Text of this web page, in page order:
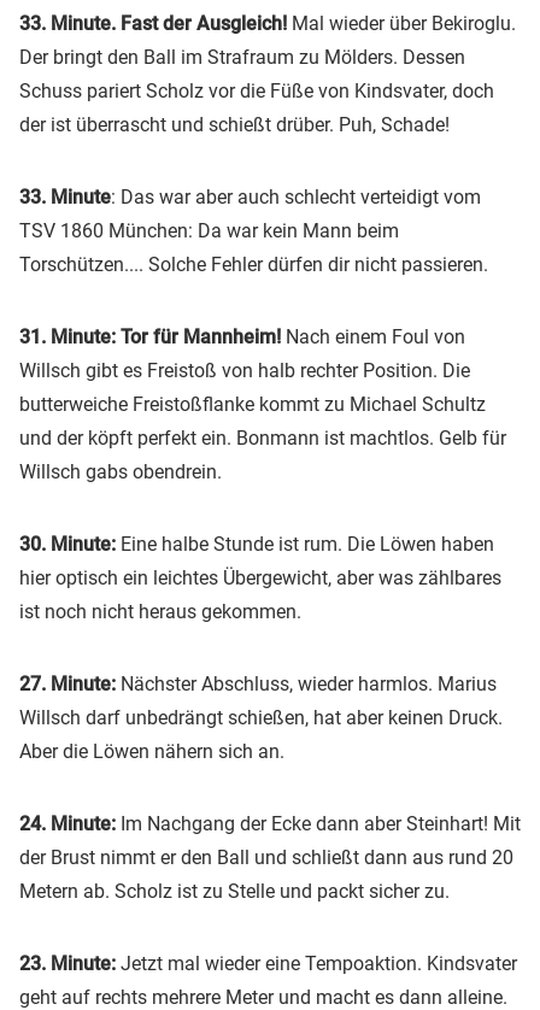
33. Minute. Fast der Ausgleich! Mal wieder über Bekiroglu.
Der bringt den Ball im Strafraum zu Mölders. Dessen
Schuss pariert Scholz vor die Füße von Kindsvater, doch
der ist überrascht und schießt drüber. Puh, Schade!
33. Minute: Das war aber auch schlecht verteidigt vom
TSV 1860 München: Da war kein Mann beim
Torschützen.... Solche Fehler dürfen dir nicht passieren.
31. Minute: Tor für Mannheim! Nach einem Foul von
Willsch gibt es Freistoß von halb rechter Position. Die
butterweiche Freistoßflanke kommt zu Michael Schultz
und der köpft perfekt ein. Bonmann ist machtlos. Gelb für
Willsch gabs obendrein.
30. Minute: Eine halbe Stunde ist rum. Die Löwen haben
hier optisch ein leichtes Übergewicht, aber was zählbares
ist noch nicht heraus gekommen.
27. Minute: Nächster Abschluss, wieder harmlos. Marius
Willsch darf unbedrängt schießen, hat aber keinen Druck.
Aber die Löwen nähern sich an.
24. Minute: Im Nachgang der Ecke dann aber Steinhart! Mit
der Brust nimmt er den Ball und schließt dann aus rund 20
Metern ab. Scholz ist zu Stelle und packt sicher zu.
23. Minute: Jetzt mal wieder eine Tempoaktion. Kindsvater
geht auf rechts mehrere Meter und macht es dann alleine.